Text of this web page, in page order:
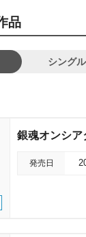
品
シングル
銀魂オンシア
発売日